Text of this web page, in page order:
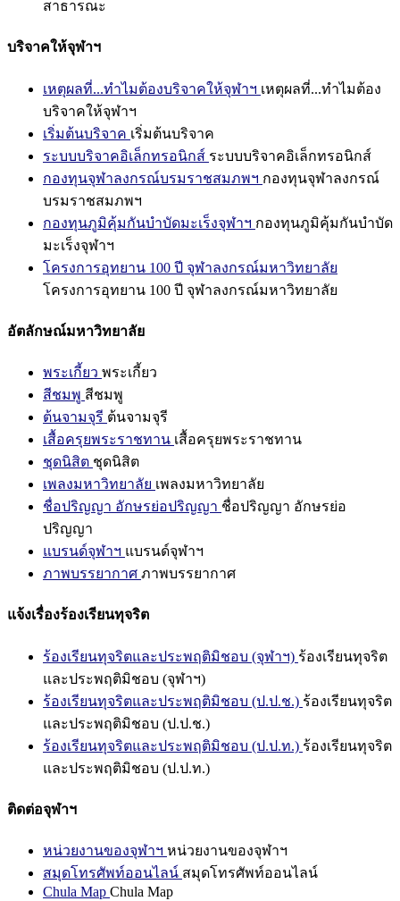
สาธารณะ
บริจาคให้จุฬาฯ
เหตุผลที่...ทำไมต้องบริจาคให้จุฬาฯ เหตุผลที่...ทำไมต้อง
บริจาคให้จุฬาฯ
เริ่มต้นบริจาค เริ่มต้นบริจาค
ระบบบริจาคอิเล็กทรอนิกส์ ระบบบริจาคอิเล็กทรอนิกส์
กองทุนจุฬาลงกรณ์บรมราชสมภพฯ กองทุนจุฬาลงกรณ์
บรมราชสมภพฯ
กองทุนภูมิคุ้มกันบำบัดมะเร็งจุฬาฯ กองทุนภูมิคุ้มกันบำบัด
มะเร็งจุฬาฯ
โครงการอุทยาน 100 ปี จุฬาลงกรณ์มหาวิทยาลัย
โครงการอุทยาน 100 ปี จุฬาลงกรณ์มหาวิทยาลัย
อัตลักษณ์มหาวิทยาลัย
พระเกี้ยว พระเกี้ยว
สีชมพู สีชมพู
ต้นจามจุรี ต้นจามจุรี
เสื้อครุยพระราชทาน เสื้อครุยพระราชทาน
ชุดนิสิต ชุดนิสิต
เพลงมหาวิทยาลัย เพลงมหาวิทยาลัย
ชื่อปริญญา อักษรย่อปริญญา ชื่อปริญญา อักษรย่อ
ปริญญา
แบรนด์จุฬาฯ แบรนด์จุฬาฯ
ภาพบรรยากาศ ภาพบรรยากาศ
แจ้งเรื่องร้องเรียนทุจริต
ร้องเรียนทุจริตและประพฤติมิชอบ (จุฬาฯ) ร้องเรียนทุจริต
และประพฤติมิชอบ (จุฬาฯ)
ร้องเรียนทุจริตและประพฤติมิชอบ (ป.ป.ช.) ร้องเรียนทุจริต
และประพฤติมิชอบ (ป.ป.ช.)
ร้องเรียนทุจริตและประพฤติมิชอบ (ป.ป.ท.) ร้องเรียนทุจริต
และประพฤติมิชอบ (ป.ป.ท.)
ติดต่อจุฬาฯ
หน่วยงานของจุฬาฯ หน่วยงานของจุฬาฯ
สมุดโทรศัพท์ออนไลน์ สมุดโทรศัพท์ออนไลน์
Chula Map Chula Map